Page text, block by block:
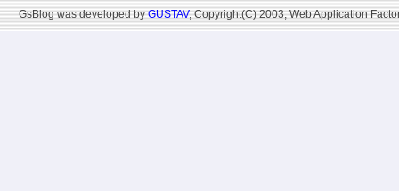
GsBlog was developed byGUSTAV, Copyright(C) 2003, Web Application